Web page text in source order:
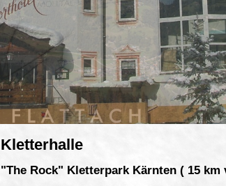
Kletterhalle
"The Rock" Kletterpark Kärnten ( 15 km